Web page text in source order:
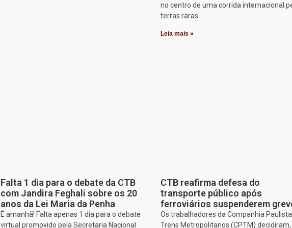
no centro de uma corrida internacional
terras raras.
Leia mais »
Falta 1 dia para o debate da CTB
com Jandira Feghali sobre os 20
anos da Lei Maria da Penha
É amanhã! Falta apenas 1 dia para o debate
virtual promovido pela Secretaria Nacional
CTB reafirma defesa do
transporte público após
ferroviários suspenderem
Os trabalhadores da Companhia
Trens Metropolitanos (CPTM)